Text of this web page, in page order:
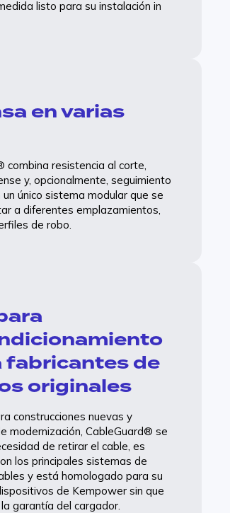
desde el primer día y, a
Leer más
listo para su instalación in
en varias
combina resistencia al corte,
y, opcionalmente, seguimiento
único sistema modular que se
a diferentes emplazamientos,
de robo.
fabricantes de
originales
construcciones nuevas y
modernización, CableGuard® se
de retirar el cable, es
los principales sistemas de
y está homologado para su
de Kempower sin que
garantía del cargador.